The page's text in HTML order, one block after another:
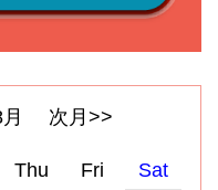
月 次月>>
Thu Fri
Sat